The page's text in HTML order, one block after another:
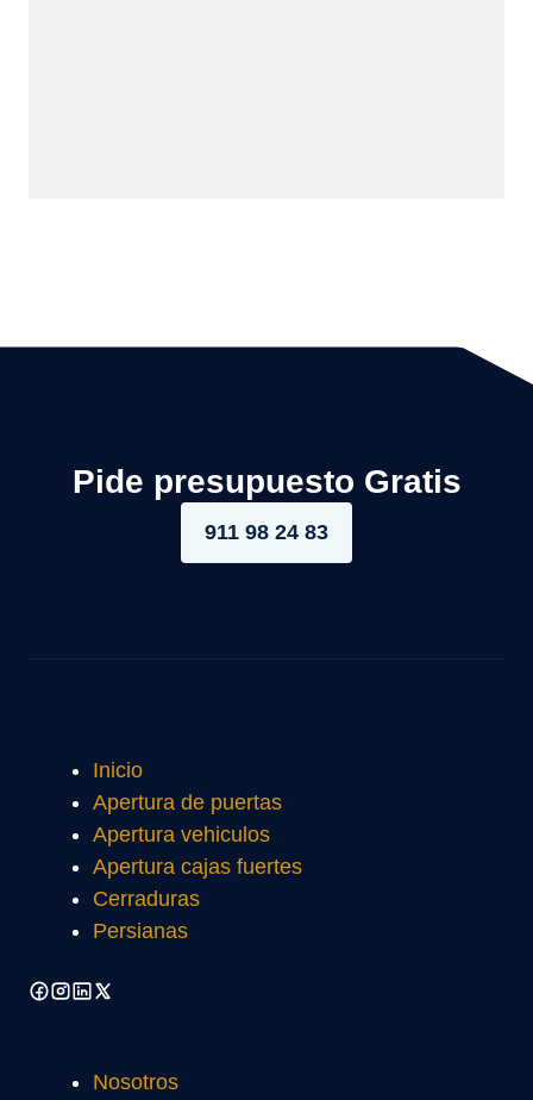
Pide presupuesto Gratis
911 98 24 83
Inicio
Apertura de puertas
Apertura vehiculos
Apertura cajas fuertes
Cerraduras
Persianas
Nosotros